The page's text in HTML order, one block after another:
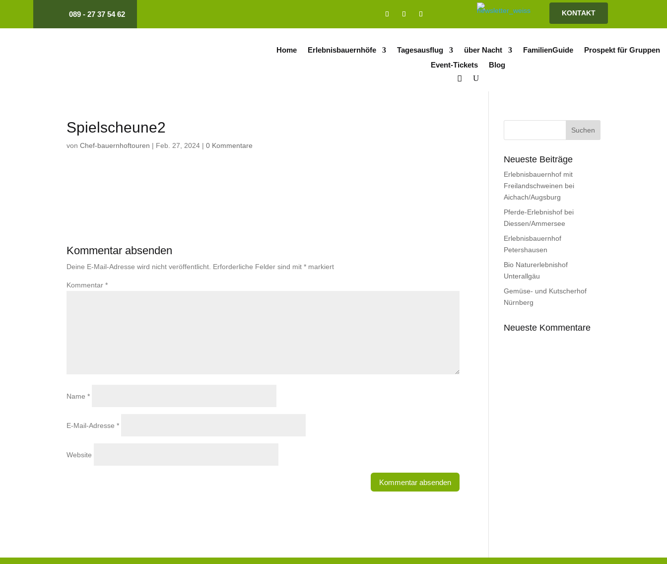
089 - 27 37 54 62 KONTAKT
Home Erlebnisbauernhöfe Tagesausflug über Nacht FamilienGuide
Prospekt für Gruppen
Event-Tickets
Blog
Spielscheune2
vonChef-bauernhoftouren | Feb. 27, 2024 |0 Kommentare
Kommentar absenden
Deine E-Mail-Adresse wird nicht veröffentlicht. Erforderliche Felder sind mit* markiert
Kommentar*
Name*
E-Mail-Adresse*
Website
Neueste Beiträge
Erlebnisbauernhof mit
Freilandschweinen bei
Aichach/Augsburg
Pferde-Erlebnishof bei
Diessen/Ammersee
Erlebnisbauernhof
Petershausen
Bio Naturerlebnishof
Unterallgäu
Gemüse- und Kutscherhof
Nürnberg
Neueste Kommentare